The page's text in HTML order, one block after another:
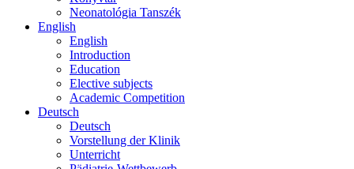
Neonatológia Tanszék
English
English
Introduction
Education
Elective subjects
Academic Competition
Deutsch
Deutsch
Vorstellung der Klinik
Unterricht